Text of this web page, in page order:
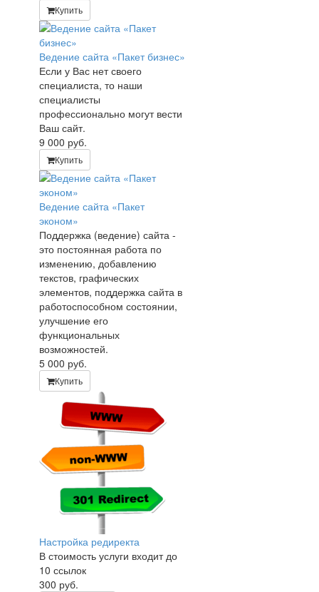
Купить
Ведение сайта «Пакет бизнес»
Если у Вас нет своего
специалиста, то наши
специалисты
профессионально могут вести
Ваш сайт.
9 000 руб.
Купить
Ведение сайта «Пакет
эконом»
Поддержка (ведение) сайта -
это постоянная работа по
изменению, добавлению
текстов, графических
элементов, поддержка сайта в
работоспособном состоянии,
улучшение его
функциональных
возможностей.
5 000 руб.
Купить
Настройка редиректа
В стоимость услуги входит до
10 ссылок
300 руб.